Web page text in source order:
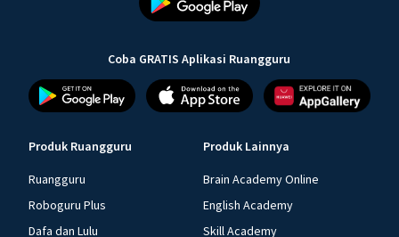
Coba GRATIS Aplikasi Ruangguru
Produk Ruangguru
Ruangguru
Roboguru Plus
Dafa dan Lulu
Produk Lainnya
Brain Academy Online
English Academy
Skill Academy